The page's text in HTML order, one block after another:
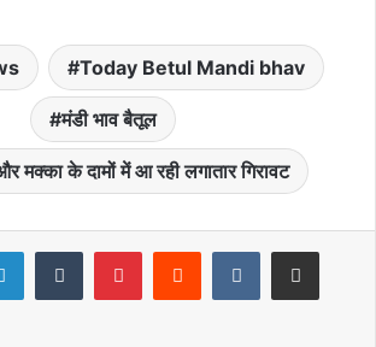
Today Betul Mandi bhav
मंडी भाव बैतूल
मक्का के दामों में आ रही लगातार गिरावट